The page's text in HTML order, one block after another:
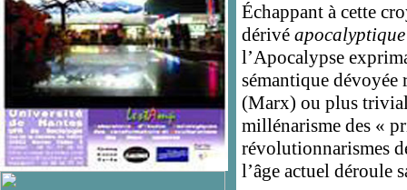
Échappant à cette
dérivé
l’Apocalypse
sémantique
(Marx) ou plus
millénarisme des «
révolutionnarismes
l’âge actuel déroule